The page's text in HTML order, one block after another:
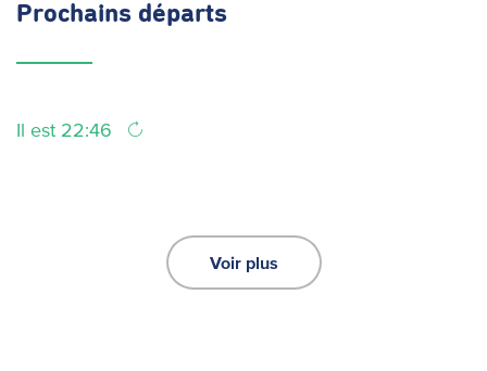
Prochains départs
Il est 22:46
Voir plus